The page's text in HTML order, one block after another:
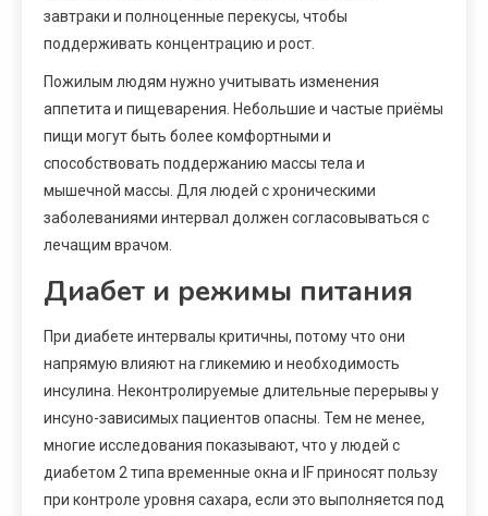
завтраки и полноценные перекусы, чтобы
поддерживать концентрацию и рост.
Пожилым людям нужно учитывать изменения
аппетита и пищеварения. Небольшие и частые приёмы
пищи могут быть более комфортными и
способствовать поддержанию массы тела и
мышечной массы. Для людей с хроническими
заболеваниями интервал должен согласовываться с
лечащим врачом.
Диабет и режимы питания
При диабете интервалы критичны, потому что они
напрямую влияют на гликемию и необходимость
инсулина. Неконтролируемые длительные перерывы у
инсуно-зависимых пациентов опасны. Тем не менее,
многие исследования показывают, что у людей с
диабетом 2 типа временные окна и IF приносят пользу
при контроле уровня сахара, если это выполняется под